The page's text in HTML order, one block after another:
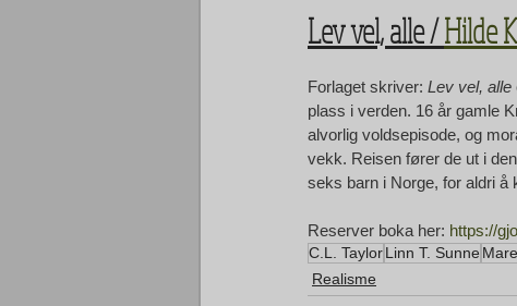
Lev vel, alle / Hilde
Forlaget skriver: Lev vel, alle
plass i verden. 16 år gamle
alvorlig voldsepisode, og
vekk. Reisen fører de ut i
seks barn i Norge, for aldri å
Reserver boka her: https://
C.L. TaylorLinn T. Sunne
Realisme